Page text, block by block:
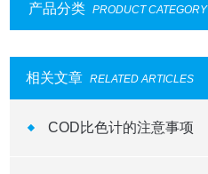
产品分类 PRODUCT CATEGORY
相关文章 RELATED ARTICLES
COD比色计的注意事项